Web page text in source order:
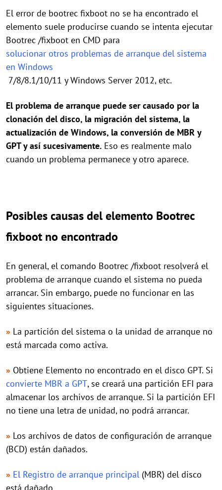
El error de bootrec fixboot no se ha encontrado el
elemento suele producirse cuando se intenta ejecutar
Bootrec /fixboot en CMD para
solucionar otros problemas de arranque del sistema
en Windows
7/8/8.1/10/11 y Windows Server 2012, etc.
El problema de arranque puede ser causado por la
clonación del disco, la migración del sistema, la
actualización de Windows, la conversión de MBR y
GPT y así sucesivamente. Eso es realmente malo
cuando un problema permanece y otro aparece.
Posibles causas del elemento Bootrec
fixboot no encontrado
En general, el comando Bootrec /fixboot resolverá el
problema de arranque cuando el sistema no pueda
arrancar. Sin embargo, puede no funcionar en las
siguientes situaciones.
» La partición del sistema o la unidad de arranque no
está marcada como activa.
» Obtiene Elemento no encontrado en el disco GPT. Si
convierte MBR a GPT, se creará una partición EFI para
almacenar los archivos de arranque. Si la partición EFI
no tiene una letra de unidad, no podrá arrancar.
» Los archivos de datos de configuración de arranque
(BCD) están dañados.
» El Registro de arranque principal (MBR) del disco